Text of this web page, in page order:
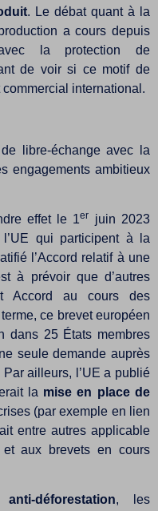
. Le débat quant à la
a cours depuis
la protection de
de voir si ce motif de
international.
libre-échange avec la
engagements ambitieux
effet le 1er
juin 2023
qui participent à la
l’Accord relatif à une
à prévoir que d’autres
Accord au cours des
ce brevet européen
dans 25 États membres
seule demande auprès
ailleurs, l’UE a publié
la mise en place de
(par exemple en lien
entre autres applicable
aux brevets en cours
déforestation, les